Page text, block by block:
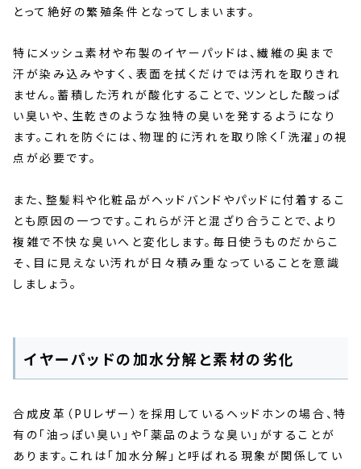
とって絶好の繁殖条件となってしまいます。
特にメッシュ素材や布製のイヤーパッドは、繊維の奥まで
汗が染み込みやすく、表面を拭くだけでは汚れを取りきれ
ません。蓄積した汚れが酸化することで、ツンとした酸っぱ
い臭いや、生乾きのような独特の臭いを発するようになり
ます。これを防ぐには、物理的に汚れを取り除く「洗濯」の視
点が必要です。
また、整髪料や化粧品がヘッドバンドやパッドに付着するこ
とも原因の一つです。これらが汗と混ざり合うことで、より
複雑で不快な臭いへと変化します。毎日使うものだからこ
そ、目に見えない汚れが日々積み重なっていることを意識
しましょう。
イヤーパッドの加水分解と素材の劣化
合成皮革（PUレザー）を採用しているヘッドホンの場合、特
有の「油っぽい臭い」や「薬品のような臭い」がすることが
あります。これは「加水分解」と呼ばれる現象が関係してい